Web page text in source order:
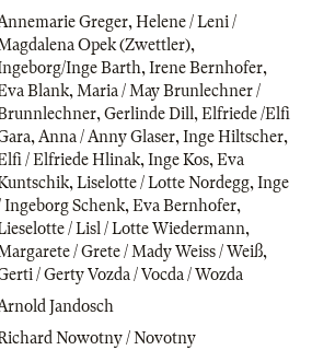
Greger, Helene / Leni /
Opek (Zwettler),
Inge Barth, Irene Bernhofer,
Blank, Maria / May Brunlechner /
, Gerlinde Dill , Elfriede /Elfi
, Anna / Anny Glaser, Inge Hiltscher,
/ Elfriede Hlinak, Inge Kos, Eva
, Liselotte / Lotte Nordegg, Inge
Ingeborg Schenk, Eva Bernhofer,
/ Lisl / Lotte Wiedermann,
/ Grete / Mady Weiss / Weiß,
/ Gerty Vozda / Vocda / Wozda
Jandosch
Nowotny / Novotny